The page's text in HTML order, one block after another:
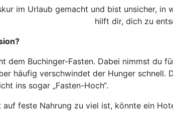
im Urlaub gemacht und bist unsicher,
hilft dir, dich zu
dem Buchinger-Fasten. Dabei nimmst du
häufig verschwindet der Hunger
ins sogar „Fasten-Hoch“.
feste Nahrung zu viel ist, könnte ein